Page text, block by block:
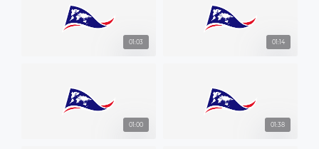
01:03 01:14
01:00 01:38